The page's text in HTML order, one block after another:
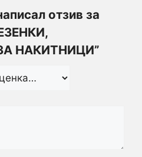
отзив за
НАКИТНИЦИ”